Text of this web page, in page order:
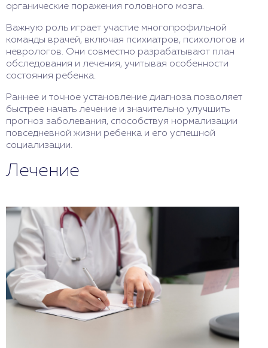
органические поражения головного мозга.
Важную роль играет участие многопрофильной
команды врачей, включая психиатров, психологов и
неврологов. Они совместно разрабатывают план
обследования и лечения, учитывая особенности
состояния ребенка.
Раннее и точное установление диагноза позволяет
быстрее начать лечение и значительно улучшить
прогноз заболевания, способствуя нормализации
повседневной жизни ребенка и его успешной
социализации.
Лечение